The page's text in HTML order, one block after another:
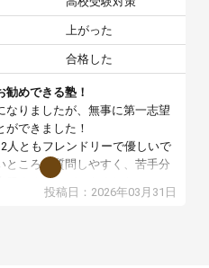
上がった
合格した
勧めできる塾！
なりましたが、無事に第一志望
ができました！
人ともフレンドリーで優しいで
ところも質問しやすく、苦手分
服することができました。
・夏季・冬季講習はもちろん、
投稿日：2026年03月31日